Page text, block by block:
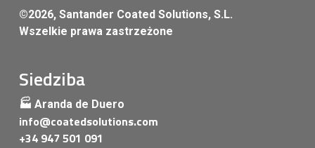
©2026, Santander Coated Solutions, S.L.
Wszelkie prawa zastrzeżone
Siedziba
🏭 Aranda de Duero
info@coatedsolutions.com
+34 947 501 091